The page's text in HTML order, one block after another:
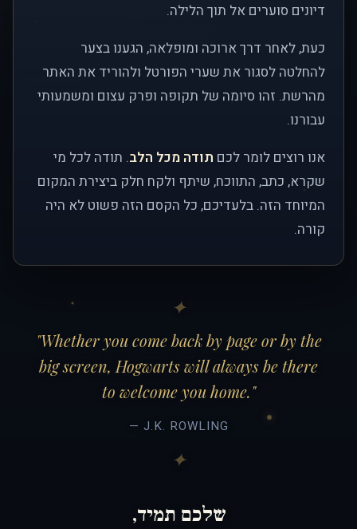
דיונים סוערים אל תוך הלילה.
כעת, לאחר דרך ארוכה ומופלאה, הגענו בצער
להחלטה לסגור את שערי הפורטל ולהוריד את האתר
מהרשת. זהו סיומה של תקופה ופרק עצום ומשמעותי
עבורנו.
אנו רוצים לומר לכם תודה מכל הלב. תודה לכל מי
שקרא, כתב, התווכח, שיתף ולקח חלק ביצירת המקום
המיוחד הזה. בלעדיכם, כל הקסם הזה פשוט לא היה
קורה.
"Whether you come back by page or by the
big screen, Hogwarts will always be there
to welcome you home."
— J.K. ROWLING
שלכם תמיד,